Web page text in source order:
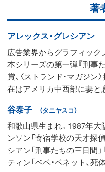
著
アレックス・グレシアン
広告業界からグラフィック
本シリーズの第一弾『刑事
賞、〈ストランド・マガジ
在はアメリカ中西部に妻と
谷泰子 （タニヤスコ）
和歌山県生まれ。1987年大
ンソン「寄宿学校の天才探偵
シアン「刑事たちの三日間
ティン「ベベ・ベネット、死